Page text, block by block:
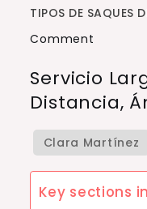
TIPOS DE SAQUES
Comment
largo
de
ángulo,
técnica
Servicio
Distancia,
Key sections